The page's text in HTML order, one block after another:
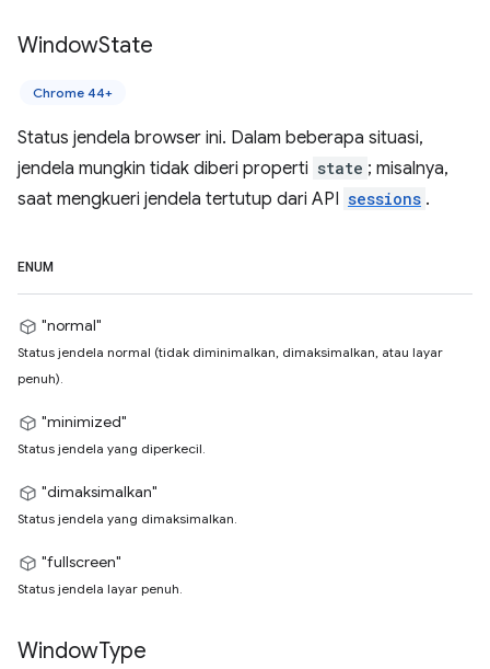
WindowState
Chrome 44+
Status jendela browser ini. Dalam beberapa situasi,
jendela mungkin tidak diberi properti state ; misalnya,
saat mengkueri jendela tertutup dari API sessions .
ENUM
"normal"
Status jendela normal (tidak diminimalkan, dimaksimalkan, atau layar
penuh).
"minimized"
Status jendela yang diperkecil.
"dimaksimalkan"
Status jendela yang dimaksimalkan.
"fullscreen"
Status jendela layar penuh.
WindowType